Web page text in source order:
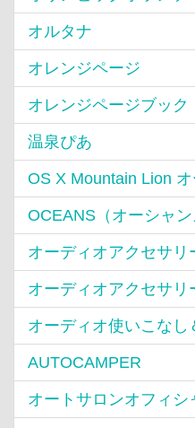
オルタナ
オレンジページ
オレンジページブック
温泉ぴあ
OS X Mountain Lion
OCEANS（オーシャン
オーディオアクセサリ
オーディオアクセサリ
オーディオ使いこな
AUTOCAMPER
オートサロンオフィシ